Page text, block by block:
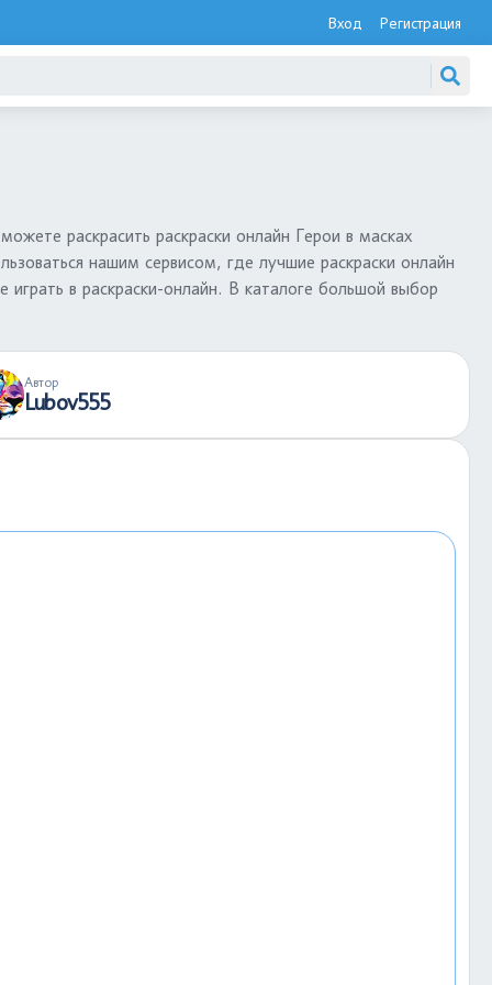
Вход Регистрация
раскрасить раскраски онлайн Герои в масках
нашим сервисом, где лучшие раскраски онлайн
в раскраски-онлайн. В каталоге большой выбор
Автор
Lubov555